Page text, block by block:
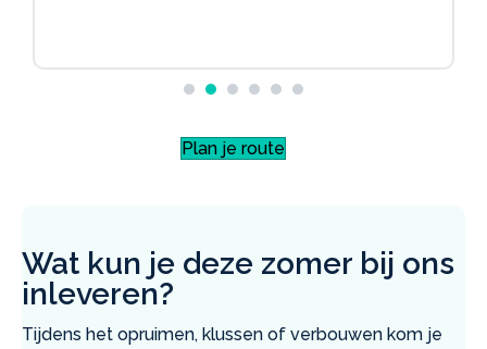
Plan je route
Wat kun je deze zomer bij ons
inleveren?
Tijdens het opruimen, klussen of verbouwen kom je